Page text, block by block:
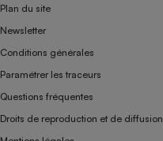
Plan du site
Newsletter
Conditions générales
Paramétrer les traceurs
Questions fréquentes
Droits de reproduction et de diffusion